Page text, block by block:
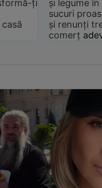
ți
și legume
sucuri
și renunți
comerț